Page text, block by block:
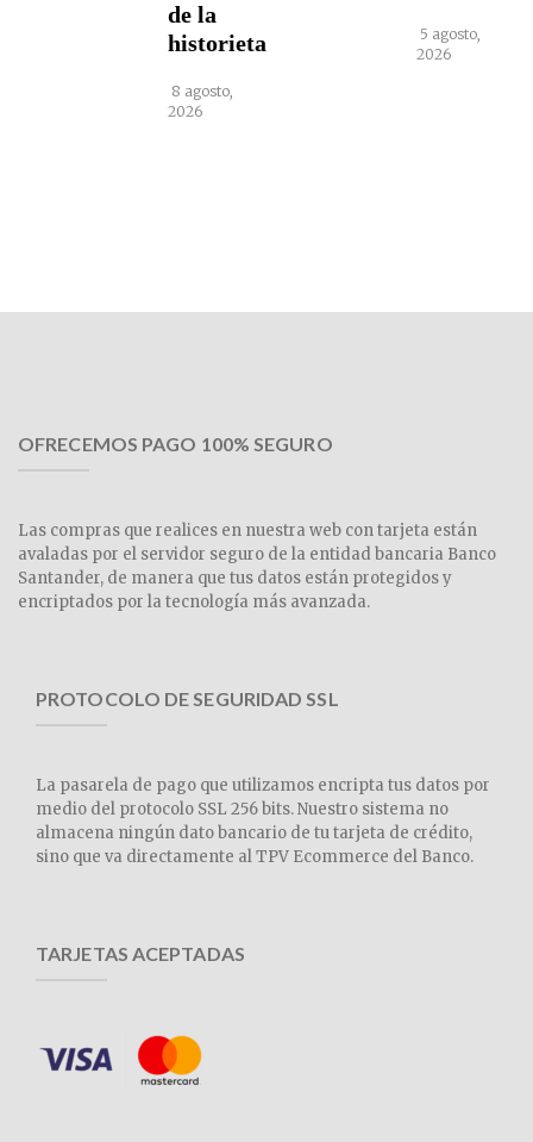
de la
historieta
8 agosto,
2026
5 agosto,
2026
OFRECEMOS PAGO 100% SEGURO
Las compras que realices en nuestra web con tarjeta están
avaladas por el servidor seguro de la entidad bancaria Banco
Santander, de manera que tus datos están protegidos y
encriptados por la tecnología más avanzada.
PROTOCOLO DE SEGURIDAD SSL
La pasarela de pago que utilizamos encripta tus datos por
medio del protocolo SSL 256 bits. Nuestro sistema no
almacena ningún dato bancario de tu tarjeta de crédito,
sino que va directamente al TPV Ecommerce del Banco.
TARJETAS ACEPTADAS